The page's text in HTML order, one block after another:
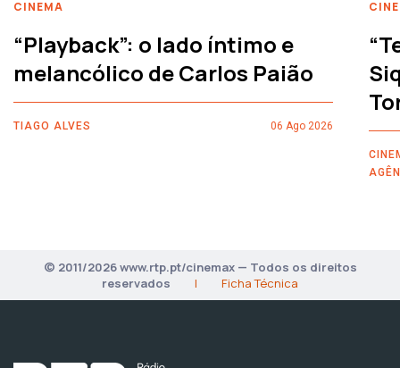
CINEMA
“Playback”: o lado íntimo e
melancólico de Carlos Paião
TIAGO ALVES 06 Ago 2026
© 2011/2026 www.rtp.pt/cinemax — Todos os direitos
reservados
| Ficha Técnica